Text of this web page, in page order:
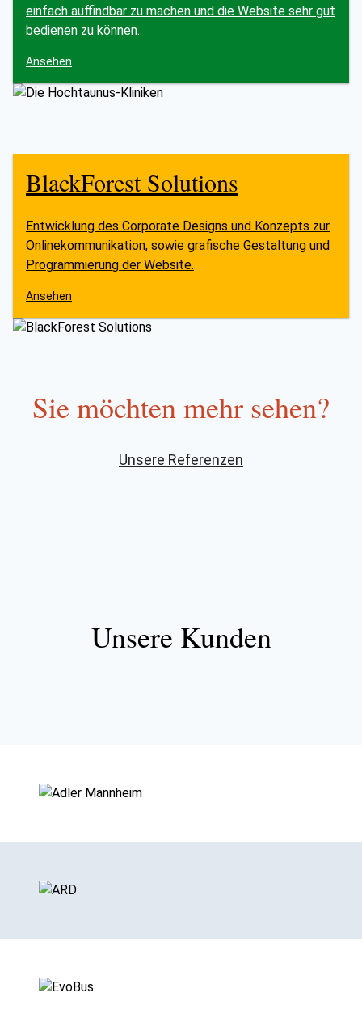
einfach auffindbar zu machen und die Website sehr gut
bedienen zu können.
Ansehen
BlackForest Solutions
Entwicklung des Corporate Designs und Konzepts zur
Onlinekommunikation, sowie grafische Gestaltung und
Programmierung der Website.
Ansehen
Sie möchten mehr sehen?
Unsere Referenzen
Unsere Kunden